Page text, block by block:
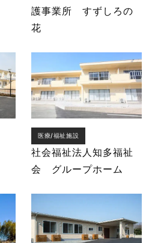
護事業所 すずしろの
花
医療/福祉施設
社会福祉法人知多福祉
会 グループホーム